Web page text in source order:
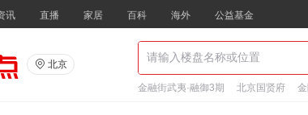
讯 直播 家居 百科 海外 公益基金
 北京
金融街武夷·融御3期 北京国贤府